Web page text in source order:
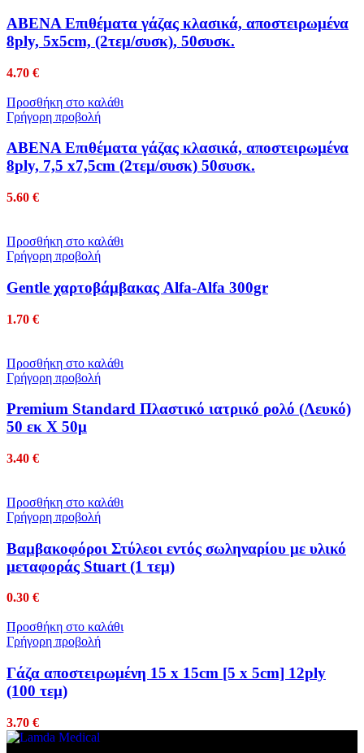
ABENA Επιθέματα γάζας κλασικά, αποστειρωμένα
8ply, 5x5cm, (2τεμ/συσκ), 50συσκ.
4.70 €
Προσθήκη στο καλάθι
Γρήγορη προβολή
ABENA Επιθέματα γάζας κλασικά, αποστειρωμένα
8ply, 7,5 x7,5cm (2τεμ/συσκ) 50συσκ.
5.60 €
Προσθήκη στο καλάθι
Γρήγορη προβολή
Gentle χαρτοβάμβακας Alfa-Alfa 300gr
1.70 €
Προσθήκη στο καλάθι
Γρήγορη προβολή
Premium Standard Πλαστικό ιατρικό ρολό (Λευκό)
50 εκ Χ 50μ
3.40 €
Προσθήκη στο καλάθι
Γρήγορη προβολή
Βαμβακοφόροι Στύλεοι εντός σωληναρίου με υλικό
μεταφοράς Stuart (1 τεμ)
0.30 €
Προσθήκη στο καλάθι
Γρήγορη προβολή
Γάζα αποστειρωμένη 15 x 15cm [5 x 5cm] 12ply
(100 τεμ)
3.70 €